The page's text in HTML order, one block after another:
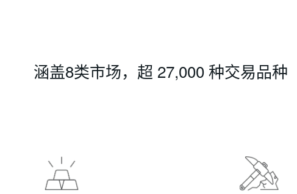
涵盖8类市场，超 27,000 种交易品种